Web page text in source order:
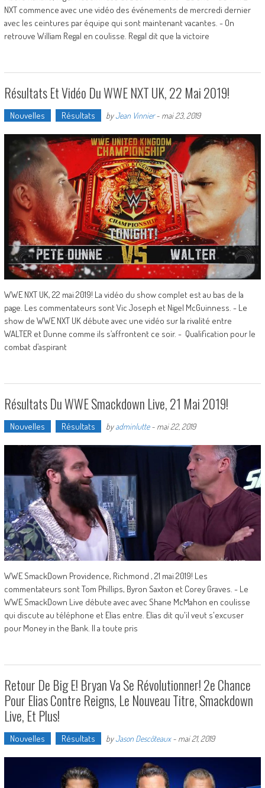
NXT commence avec une vidéo des événements de mercredi dernier
avec les ceintures par équipe qui sont maintenant vacantes. - On
retrouve William Regal en coulisse. Regal dit que la victoire
Résultats Et Vidéo Du WWE NXT UK, 22 Mai 2019!
Nouvelles Résultats byJean Vinnier- mai 23, 2019
WWE NXT UK, 22 mai 2019! La vidéo du show complet est au bas de la
page. Les commentateurs sont Vic Joseph et Nigel McGuinness. - Le
show de WWE NXT UK débute avec une vidéo sur la rivalité entre
WALTER et Dunne comme ils s’affrontent ce soir. - Qualification pour le
combat d’aspirant
Résultats Du WWE Smackdown Live, 21 Mai 2019!
Nouvelles Résultats byadminlutte- mai 22, 2019
WWE SmackDown Providence, Richmond , 21 mai 2019! Les
commentateurs sont Tom Phillips, Byron Saxton et Corey Graves. - Le
WWE SmackDown Live débute avec avec Shane McMahon en coulisse
qui discute au téléphone et Elias entre. Elias dit qu'il veut s'excuser
pour Money in the Bank. Il a toute pris
Retour De Big E! Bryan Va Se Révolutionner! 2e Chance
Pour Elias Contre Reigns, Le Nouveau Titre, Smackdown
Live, Et Plus!
Nouvelles Résultats byJason Descôteaux- mai 21, 2019